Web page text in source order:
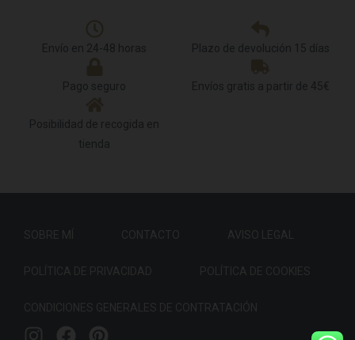
Envío en 24-48 horas Plazo de devolución 15 días
Pago seguro Envíos gratis a partir de 45€
Posibilidad de recogida en
tienda
SOBRE MÍ CONTACTO AVISO LEGAL
POLÍTICA DE PRIVACIDAD POLÍTICA DE COOKIES
CONDICIONES GENERALES DE CONTRATACIÓN